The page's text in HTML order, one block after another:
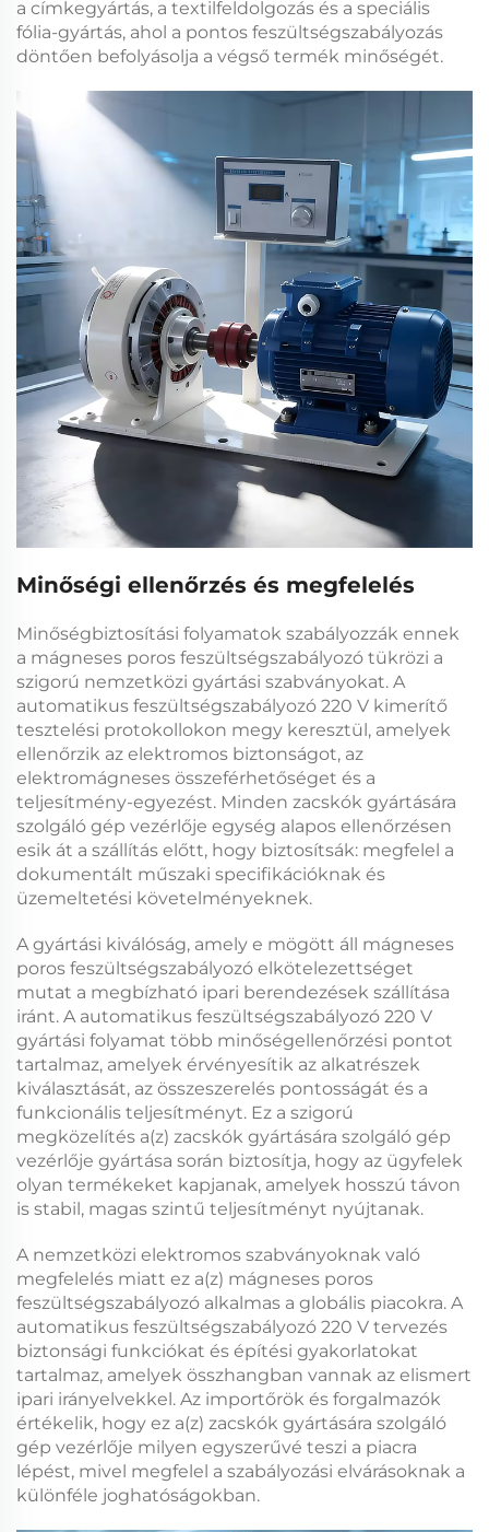
a címkegyártás, a textilfeldolgozás és a speciális
fólia-gyártás, ahol a pontos feszültségszabályozás
döntően befolyásolja a végső termék minőségét.
Minőségi ellenőrzés és megfelelés
Minőségbiztosítási folyamatok szabályozzák ennek
a mágneses poros feszültségszabályozó tükrözi a
szigorú nemzetközi gyártási szabványokat. A
automatikus feszültségszabályozó 220 V kimerítő
tesztelési protokollokon megy keresztül, amelyek
ellenőrzik az elektromos biztonságot, az
elektromágneses összeférhetőséget és a
teljesítmény-egyezést. Minden zacskók gyártására
szolgáló gép vezérlője egység alapos ellenőrzésen
esik át a szállítás előtt, hogy biztosítsák: megfelel a
dokumentált műszaki specifikációknak és
üzemeltetési követelményeknek.
A gyártási kiválóság, amely e mögött áll mágneses
poros feszültségszabályozó elkötelezettséget
mutat a megbízható ipari berendezések szállítása
iránt. A automatikus feszültségszabályozó 220 V
gyártási folyamat több minőségellenőrzési pontot
tartalmaz, amelyek érvényesítik az alkatrészek
kiválasztását, az összeszerelés pontosságát és a
funkcionális teljesítményt. Ez a szigorú
megközelítés a(z) zacskók gyártására szolgáló gép
vezérlője gyártása során biztosítja, hogy az ügyfelek
olyan termékeket kapjanak, amelyek hosszú távon
is stabil, magas szintű teljesítményt nyújtanak.
A nemzetközi elektromos szabványoknak való
megfelelés miatt ez a(z) mágneses poros
feszültségszabályozó alkalmas a globális piacokra. A
automatikus feszültségszabályozó 220 V tervezés
biztonsági funkciókat és építési gyakorlatokat
tartalmaz, amelyek összhangban vannak az elismert
ipari irányelvekkel. Az importőrök és forgalmazók
értékelik, hogy ez a(z) zacskók gyártására szolgáló
gép vezérlője milyen egyszerűvé teszi a piacra
lépést, mivel megfelel a szabályozási elvárásoknak a
különféle joghatóságokban.